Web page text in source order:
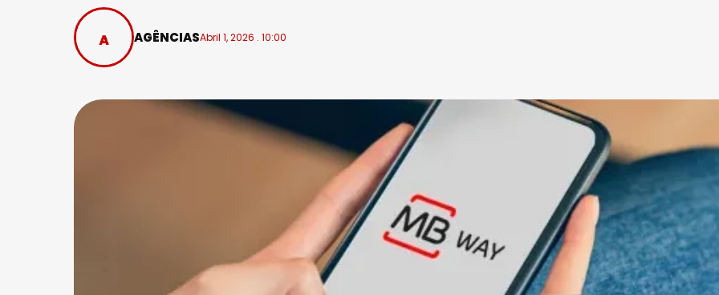
AGÊNCIASAbril 1, 2026 . 10:00